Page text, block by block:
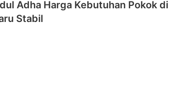
Adha Harga Kebutuhan Pokok di
Stabil